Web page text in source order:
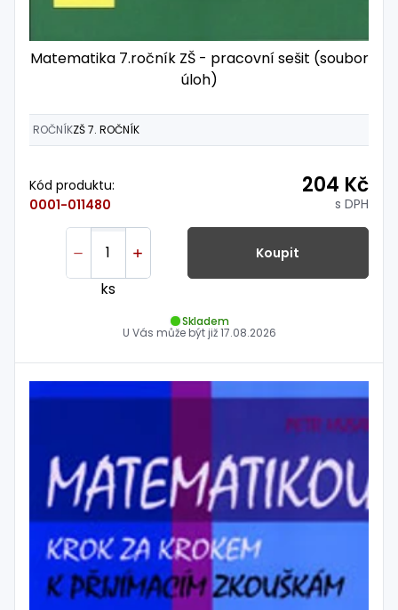
Matematika 7.ročník ZŠ - pracovní sešit (soubor
úloh)
ROČNÍKZŠ 7. ROČNÍK
Kód produktu:
0001-011480
204 Kč
s DPH
ks
Koupit
Skladem
U Vás může být již17.08.2026